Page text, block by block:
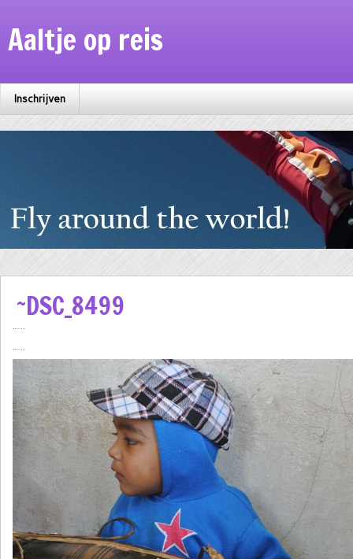
Aaltje op reis
Inschrijven
~DSC_8499